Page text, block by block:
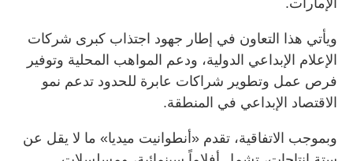
ويأتي هذا التعاون في إطار جهود اجتذاب كبرى شركات
الإعلام الإبداعي الدولية، ودعم المواهب المحلية وتوفير
فرص عمل وتطوير شراكات عابرة للحدود تدعم نمو
الاقتصاد الإبداعي في المنطقة.
وبموجب الاتفاقية، تقدم «أنطوانيت ميديا» ما لا يقل عن